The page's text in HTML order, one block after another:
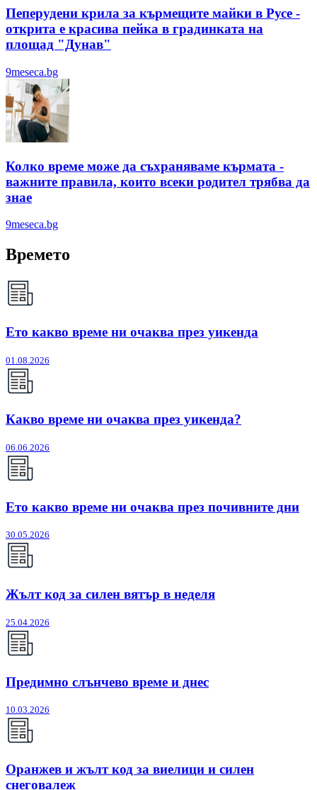
Пеперудени крила за кърмещите майки в Русе -
открита е красива пейка в градинката на
площад "Дунав"
9meseca.bg
Колко време може да съхраняваме кърмата -
важните правила, които всеки родител трябва да
знае
9meseca.bg
Времето
Ето какво време ни очаква през уикенда
01.08.2026
Какво време ни очаква през уикенда?
06.06.2026
Ето какво време ни очаква през почивните дни
30.05.2026
Жълт код за силен вятър в неделя
25.04.2026
Предимно слънчево време и днес
10.03.2026
Оранжев и жълт код за виелици и силен
снеговалеж